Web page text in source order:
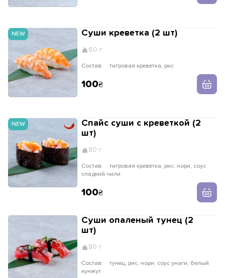
NEW Суши креветка (2 шт)
60 г
Состав: тигровая креветка, рис
100
NEW
Спайс суши с креветкой (2
шт)
80 г
Состав:
сладкий чили
100
Суши опаленый тунец (2
шт)
80 г
Состав:
кунжут